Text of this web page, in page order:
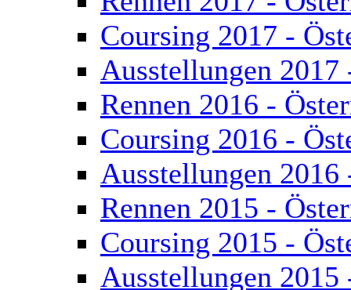
Coursing 2017 -
Ausstellungen 2017
Rennen 2016 -
Coursing 2016 -
Ausstellungen 2016
Rennen 2015 -
Coursing 2015 -
Ausstellungen 2015